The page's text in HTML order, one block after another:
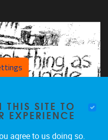
THIS SITE TO
EXPERIENCE
agree to us doing so.